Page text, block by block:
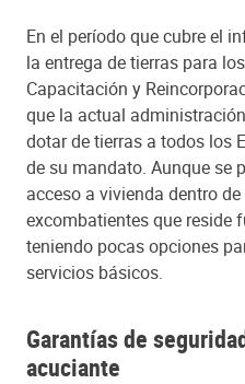
En el período que cubre el
la entrega de tierras para
Capacitación y
que la actual
dotar de tierras a todos los
de su mandato. Aunque se
acceso a vivienda dentro de
excombatientes que reside
teniendo pocas opciones
servicios básicos.
Garantías de
acuciante